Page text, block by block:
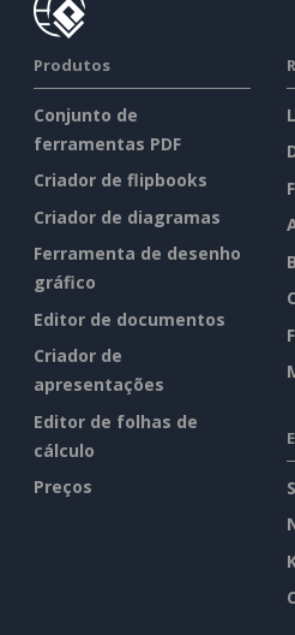
Produtos
Conjunto de
ferramentas PDF
Criador de flipbooks
Criador de diagramas
Ferramenta de desenho
gráfico
Editor de documentos
Criador de
apresentações
Editor de folhas de
cálculo
Preços